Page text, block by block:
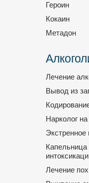
Героин
Кокаин
Метадон
Лечение
Вывод из
Нарколог
Экстренное
Капельница
Лечение